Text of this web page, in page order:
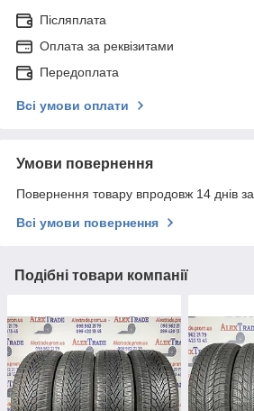
Післяплата
Оплата за реквізитами
Передоплата
Всі умови оплати
Умови повернення
Повернення товару впродовж 14 днів
Всі умови повернення
Подібні товари компанії